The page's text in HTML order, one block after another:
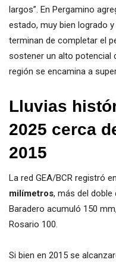
largos”. En Pergamino
estado, muy bien logrado
terminan de completar el
sostener un alto potencial
región se encamina a
Lluvias
2025 cerca
2015
La red GEA/BCR registró
milímetros, más del doble
Baradero acumuló 150
Rosario 100.
Si bien en 2015 se